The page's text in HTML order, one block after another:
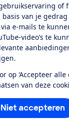
of
basis van je
e-mails te
video’s te
op ‘Accepteer
van deze
Niet accepteren
Word